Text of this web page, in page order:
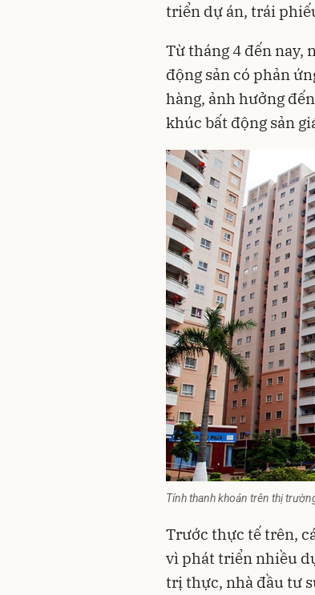
triển dự án, trái
Từ tháng 4 đến nay,
động sản có phản
hàng, ảnh hưởng
khúc bất động sản
Tính thanh khoản trên thị
Trước thực tế trên,
vì phát triển nhiều
trị thực, nhà đầu tư